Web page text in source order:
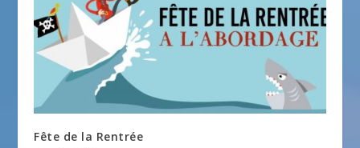
Fête de la Rentrée